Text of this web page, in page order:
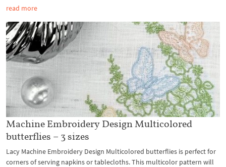
read more
Machine Embroidery Design Multicolored
butterflies – 3 sizes
Lacy Machine Embroidery Design Multicolored butterflies is perfect for
corners of serving napkins or tablecloths. This multicolor pattern will